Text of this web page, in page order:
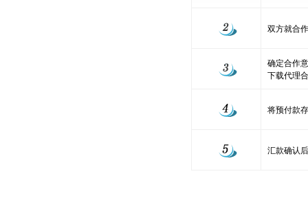
双方就合
确定合作
下载代理
将预付款
汇款确认